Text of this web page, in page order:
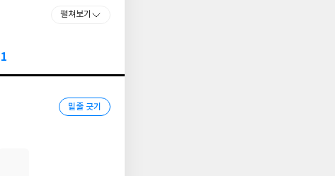
하던 여의도를 뒤흔드
슈들을 엄선해 담았다.
이 바로 배터리 분야이
장에 대한 거짓은 무엇
펼쳐보기
1
밑줄 긋기